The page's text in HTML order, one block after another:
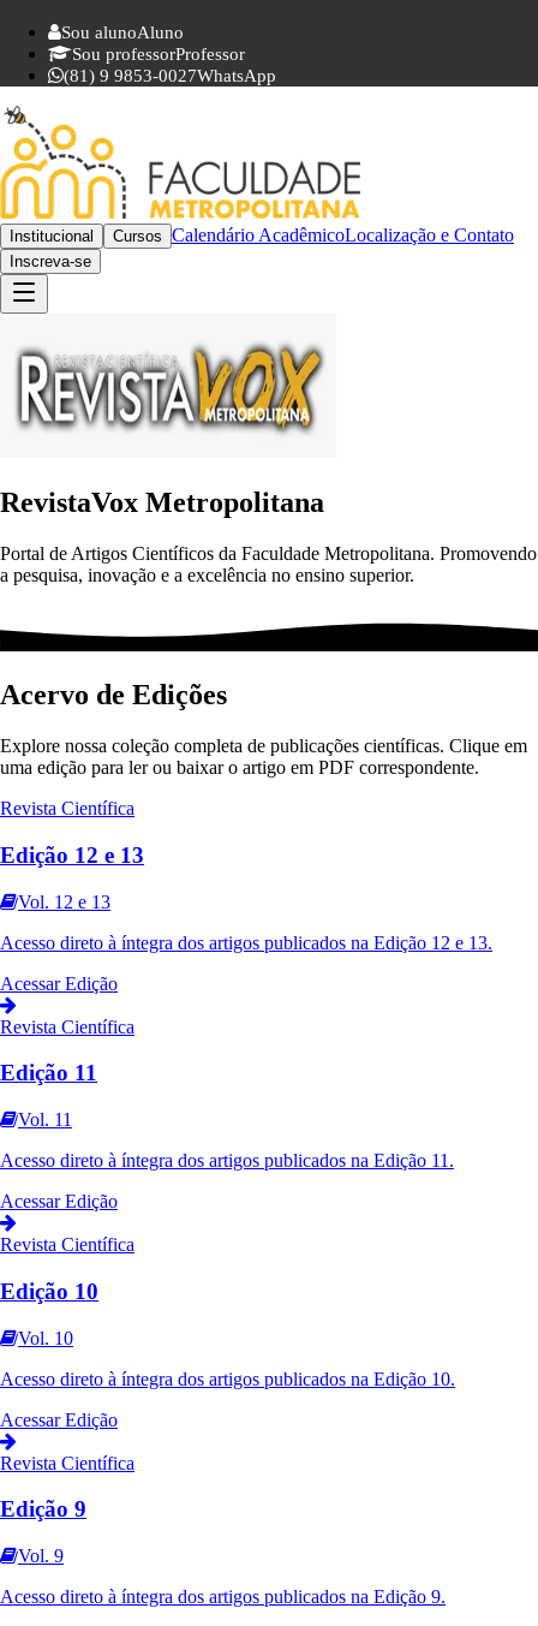
Sou alunoAluno
Sou professorProfessor
(81) 9 9853-0027WhatsApp
Institucional Cursos Calendário AcadêmicoLocalização e Contato
Inscreva-se
RevistaVox Metropolitana
Portal de Artigos Científicos da Faculdade Metropolitana. Promovendo
a pesquisa, inovação e a excelência no ensino superior.
Acervo de Edições
Explore nossa coleção completa de publicações científicas. Clique em
uma edição para ler ou baixar o artigo em PDF correspondente.
Revista Científica
Edição 12 e 13
Vol. 12 e 13
Acesso direto à íntegra dos artigos publicados na Edição 12 e 13.
Acessar Edição
Revista Científica
Edição 11
Vol. 11
Acesso direto à íntegra dos artigos publicados na Edição 11 .
Acessar Edição
Revista Científica
Edição 10
Vol. 10
Acesso direto à íntegra dos artigos publicados na Edição 10.
Acessar Edição
Revista Científica
Edição 9
Vol. 9
Acesso direto à íntegra dos artigos publicados na Edição 9.